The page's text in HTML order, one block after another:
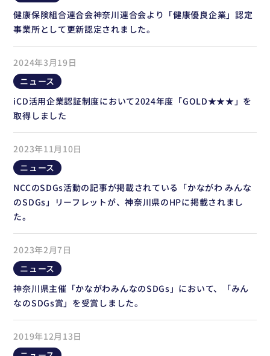
健康保険組合連合会神奈川連合会より「健康優良企業」認定
事業所として更新認定されました。
2024年3月19日
ニュース
iCD活用企業認証制度において2024年度「GOLD★★★」を
取得しました
2023年11月10日
ニュース
NCCのSDGs活動の記事が掲載されている「かながわ みんな
のSDGs」リーフレットが、神奈川県のHPに掲載されまし
た。
2023年2月7日
ニュース
神奈川県主催「かながわみんなのSDGs」において、「みん
なのSDGs賞」を受賞しました。
2019年12月13日